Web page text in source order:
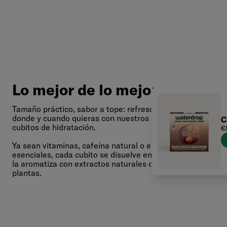
Lo mejor de lo mejor
Tamaño práctico, sabor a tope: refresca tu agua
donde y cuando quieras con nuestros prácticos
cubitos de hidratación.
Ya sean vitaminas, cafeína natural o electrolitos
esenciales, cada cubito se disuelve en el agua y
la aromatiza con extractos naturales de frutas y
plantas.
de